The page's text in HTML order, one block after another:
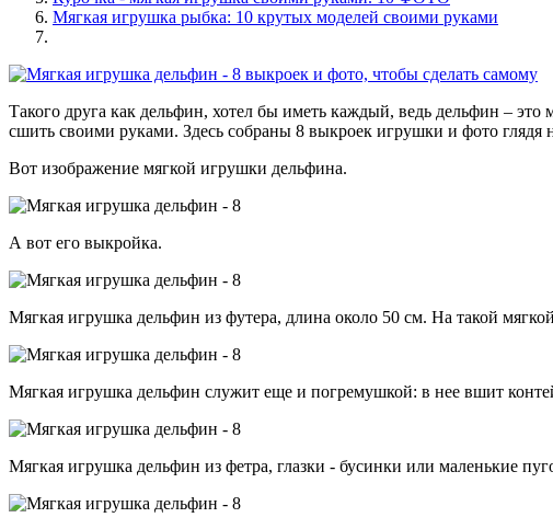
Мягкая игрушка рыбка: 10 крутых моделей своими руками
Такого друга как дельфин, хотел бы иметь каждый, ведь дельфин –
сшить своими руками. Здесь собраны 8 выкроек игрушки и фото
Вот изображение мягкой игрушки дельфина.
А вот его выкройка.
Мягкая игрушка дельфин из футера, длина около 50 см. На такой
Мягкая игрушка дельфин служит еще и погремушкой: в нее вшит
Мягкая игрушка дельфин из фетра, глазки - бусинки или маленькие